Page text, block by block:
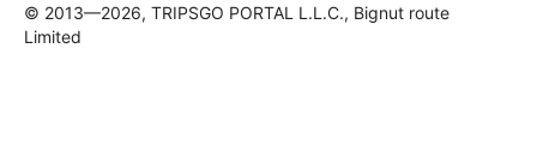
© 2013—2026, TRIPSGO PORTAL L.L.C., Bignut route
Limited